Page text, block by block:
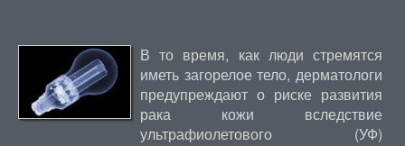
В то время, как люди стремятся
иметь загорелое тело, дерматологи
предупреждают о риске развития
рака кожи вследствие
ультрафиолетового (УФ)